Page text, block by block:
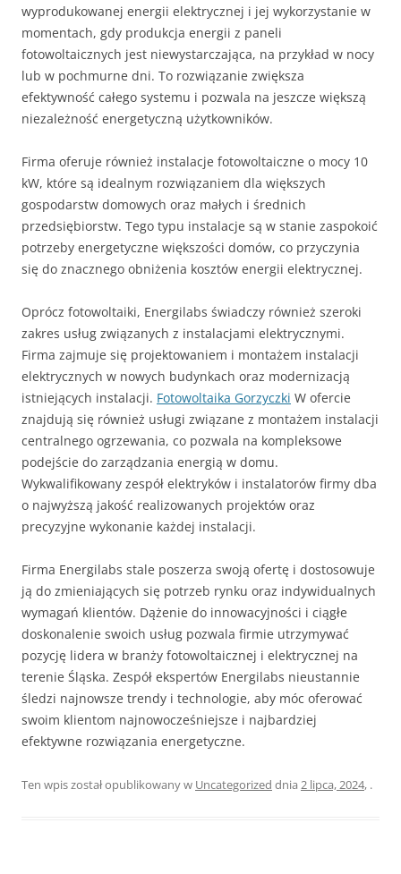
wyprodukowanej energii elektrycznej i jej wykorzystanie w
momentach, gdy produkcja energii z paneli
fotowoltaicznych jest niewystarczająca, na przykład w nocy
lub w pochmurne dni. To rozwiązanie zwiększa
efektywność całego systemu i pozwala na jeszcze większą
niezależność energetyczną użytkowników.
Firma oferuje również instalacje fotowoltaiczne o mocy 10
kW, które są idealnym rozwiązaniem dla większych
gospodarstw domowych oraz małych i średnich
przedsiębiorstw. Tego typu instalacje są w stanie zaspokoić
potrzeby energetyczne większości domów, co przyczynia
się do znacznego obniżenia kosztów energii elektrycznej.
Oprócz fotowoltaiki, Energilabs świadczy również szeroki
zakres usług związanych z instalacjami elektrycznymi.
Firma zajmuje się projektowaniem i montażem instalacji
elektrycznych w nowych budynkach oraz modernizacją
istniejących instalacji. Fotowoltaika Gorzyczki W ofercie
znajdują się również usługi związane z montażem instalacji
centralnego ogrzewania, co pozwala na kompleksowe
podejście do zarządzania energią w domu.
Wykwalifikowany zespół elektryków i instalatorów firmy dba
o najwyższą jakość realizowanych projektów oraz
precyzyjne wykonanie każdej instalacji.
Firma Energilabs stale poszerza swoją ofertę i dostosowuje
ją do zmieniających się potrzeb rynku oraz indywidualnych
wymagań klientów. Dążenie do innowacyjności i ciągłe
doskonalenie swoich usług pozwala firmie utrzymywać
pozycję lidera w branży fotowoltaicznej i elektrycznej na
terenie Śląska. Zespół ekspertów Energilabs nieustannie
śledzi najnowsze trendy i technologie, aby móc oferować
swoim klientom najnowocześniejsze i najbardziej
efektywne rozwiązania energetyczne.
Ten wpis został opublikowany w Uncategorized dnia 2 lipca, 2024, .